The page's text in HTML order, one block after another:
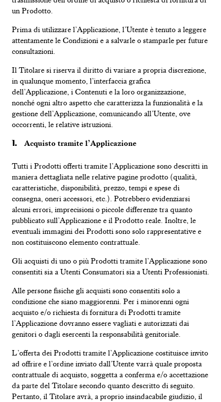
un Prodotto.
Prima di utilizzare l’Applicazione, l’Utente è tenuto a leggere
attentamente le Condizioni e a salvarle o stamparle per future
consultazioni.
Il Titolare si riserva il diritto di variare a propria discrezione,
in qualunque momento, l’interfaccia grafica
dell’Applicazione, i Contenuti e la loro organizzazione,
nonché ogni altro aspetto che caratterizza la funzionalità e la
gestione dell’Applicazione, comunicando all’Utente, ove
occorrenti, le relative istruzioni.
Acquisto tramite l’Applicazione
Tutti i Prodotti offerti tramite l’Applicazione sono descritti in
maniera dettagliata nelle relative pagine prodotto (qualità,
caratteristiche, disponibilità, prezzo, tempi e spese di
consegna, oneri accessori, etc.). Potrebbero evidenziarsi
alcuni errori, imprecisioni o piccole differenze tra quanto
pubblicato sull’Applicazione e il Prodotto reale. Inoltre, le
eventuali immagini dei Prodotti sono solo rappresentative e
non costituiscono elemento contrattuale.
Gli acquisti di uno o più Prodotti tramite l’Applicazione sono
consentiti sia a Utenti Consumatori sia a Utenti Professionisti.
Alle persone fisiche gli acquisti sono consentiti solo a
condizione che siano maggiorenni. Per i minorenni ogni
acquisto e/o richiesta di fornitura di Prodotti tramite
l’Applicazione dovranno essere vagliati e autorizzati dai
genitori o dagli esercenti la responsabilità genitoriale.
L’offerta dei Prodotti tramite l’Applicazione costituisce invito
ad offrire e l’ordine inviato dall’Utente varrà quale proposta
contrattuale di acquisto, soggetta a conferma e/o accettazione
da parte del Titolare secondo quanto descritto di seguito.
Pertanto, il Titolare avrà, a proprio insindacabile giudizio, il